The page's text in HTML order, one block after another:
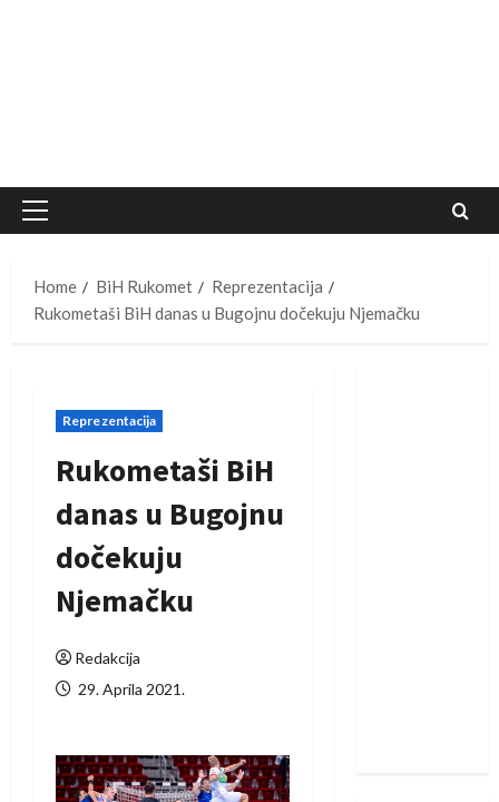
Primary
Home
BiH Rukomet
Reprezentacija
Rukometaši BiH danas u Bugojnu dočekuju Njemačku
Reprezentacija
Rukometaši BiH
danas u Bugojnu
dočekuju
Njemačku
Redakcija
29. Aprila 2021.